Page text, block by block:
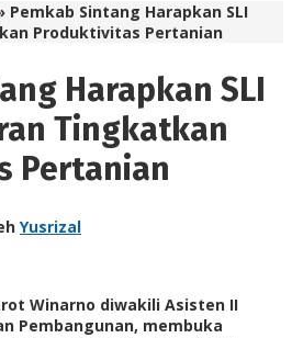
Pemkab Sintang Harapkan SLI
Produktivitas Pertanian
Harapkan SLI
Tingkatkan
Pertanian
Yusrizal
Winarno diwakili Asisten II
Pembangunan, membuka